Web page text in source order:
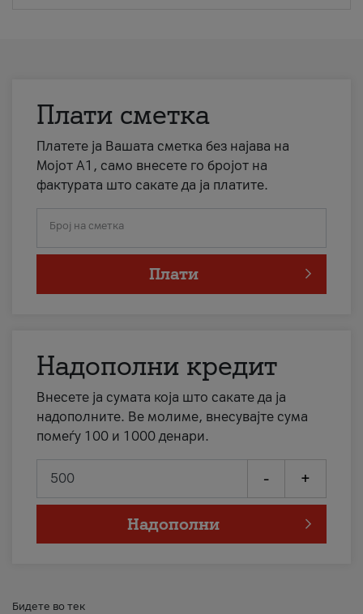
Плати сметка
Платете ја Вашата сметка без најава на
Мојот А1, само внесете го бројот на
фактурата што сакате да ја платите.
Број на сметка
Плати
Надополни кредит
Внесете ја сумата која што сакате да ја
надополните. Ве молиме, внесувајте сума
помеѓу 100 и 1000 денари.
- +
Надополни
Бидете во тек